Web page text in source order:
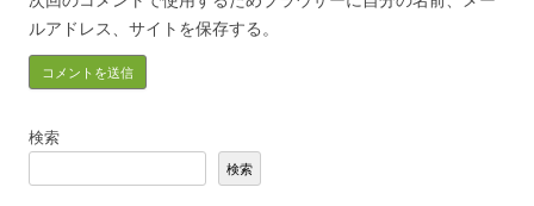
ルアドレス、サイトを保存する。
検索
検索